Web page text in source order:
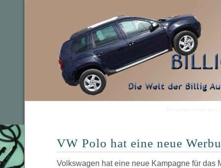
VW Polo hat eine neue
Volkswagen hat eine neue Kampagne für das